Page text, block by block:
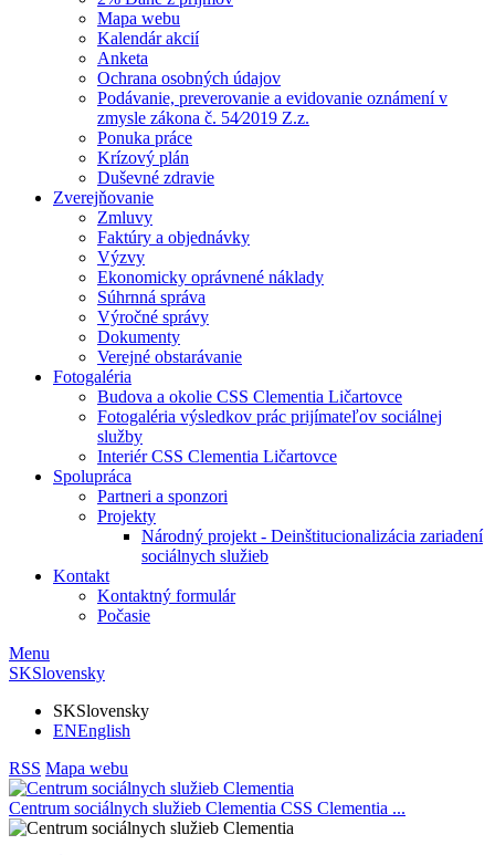
Mapa webu
Kalendár akcií
Anketa
Ochrana osobných údajov
Podávanie, preverovanie a evidovanie oznámení v
zmysle zákona č. 54⁄2019 Z.z.
Ponuka práce
Krízový plán
Duševné zdravie
Zverejňovanie
Zmluvy
Faktúry a objednávky
Výzvy
Ekonomicky oprávnené náklady
Súhrnná správa
Výročné správy
Dokumenty
Verejné obstarávanie
Fotogaléria
Budova a okolie CSS Clementia Ličartovce
Fotogaléria výsledkov prác prijímateľov sociálnej
služby
Interiér CSS Clementia Ličartovce
Spolupráca
Partneri a sponzori
Projekty
Národný projekt - Deinštitucionalizácia zariadení
sociálnych služieb
Kontakt
Kontaktný formulár
Počasie
Menu
SKSlovensky
SKSlovensky
ENEnglish
RSS Mapa webu
Centrum sociálnych služieb Clementia CSS Clementia ...